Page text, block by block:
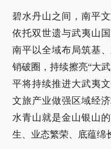
碧水丹山之间，南平
依托双世遗与武夷山
南平以全域布局筑基
销破圈，持续擦亮“大
平将持续推进大武夷
文旅产业做强区域经
水青山就是金山银山
生、业态繁荣、底蕴绵